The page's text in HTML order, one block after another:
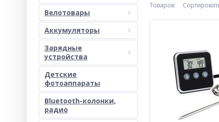
Велотовары
Аккумуляторы
Зарядные
устройства
Детские
фотоаппараты
Bluetooth-колонки,
радио
Товаров: